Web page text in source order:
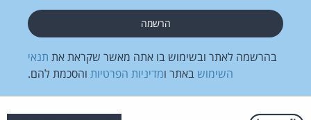
בהרשמה לאתר ובשימוש בו אתה מאשר שקראת את תנאי
השימוש באתר ומדיניות הפרטיות והסכמת להם.